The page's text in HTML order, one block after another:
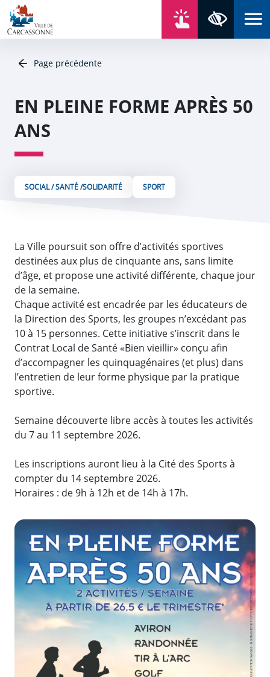
Aller au contenu
Aller au menu
Aller au plan du site
Aller à la recherche
Page précédente
EN PLEINE FORME APRÈS 50
ANS
SOCIAL / SANTÉ /SOLIDARITÉ SPORT
La Ville poursuit son offre d’activités sportives
destinées aux plus de cinquante ans, sans limite
d’âge, et propose une activité différente, chaque jour
de la semaine.
Chaque activité est encadrée par les éducateurs de
la Direction des Sports, les groupes n’excédant pas
10 à 15 personnes. Cette initiative s’inscrit dans le
Contrat Local de Santé «Bien vieillir» conçu afin
d’accompagner les quinquagénaires (et plus) dans
l’entretien de leur forme physique par la pratique
sportive.
Semaine découverte libre accès à toutes les activités
du 7 au 11 septembre 2026.
Les inscriptions auront lieu à la Cité des Sports à
compter du 14 septembre 2026.
Horaires : de 9h à 12h et de 14h à 17h.
Panneau de gestion des cookies